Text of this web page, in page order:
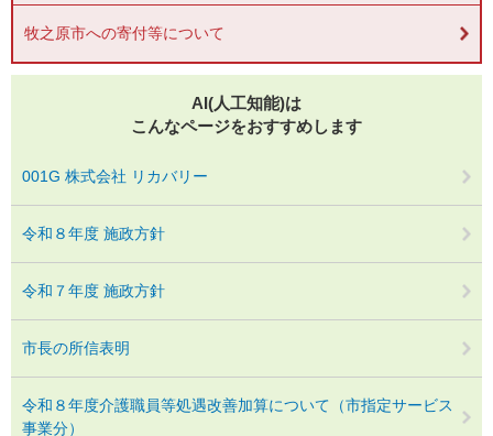
牧之原市への寄付等について
AI(人工知能)は
こんなページをおすすめします
001G 株式会社 リカバリー
令和８年度 施政方針
令和７年度 施政方針
市長の所信表明
令和８年度介護職員等処遇改善加算について（市指定サービス
事業分）